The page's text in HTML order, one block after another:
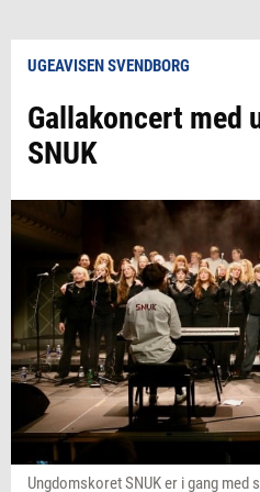
UGEAVISEN SVENDBORG
Gallakoncert med
SNUK
Ungdomskoret SNUK er i gang med